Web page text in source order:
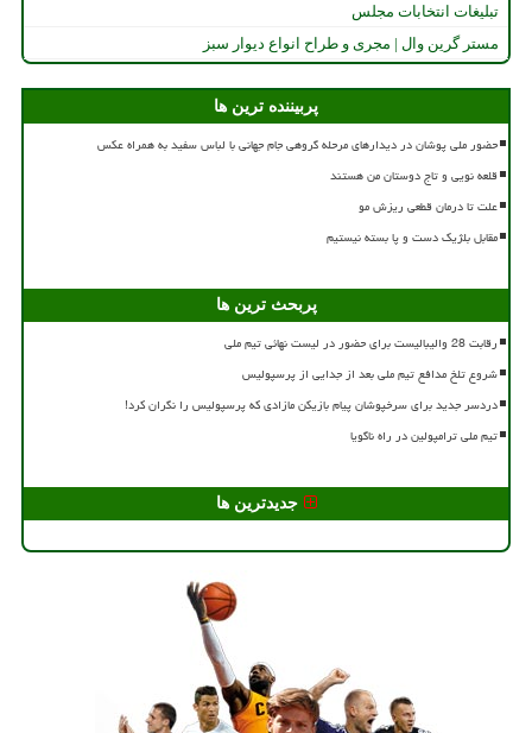
تبلیغات انتخابات مجلس
مستر گرین وال | مجری و طراح انواع دیوار سبز
پربیننده ترین ها
حضور ملی پوشان در دیدارهای مرحله گروهی جام جهانی با لباس سفید به همراه عکس
قلعه نویی و تاج دوستان من هستند
علت تا درمان قطعی ریزش مو
مقابل بلژیک دست و پا بسته نیستیم
پربحث ترین ها
رقابت 28 والیبالیست برای حضور در لیست نهائی تیم ملی
شروع تلخ مدافع تیم ملی بعد از جدایی از پرسپولیس
دردسر جدید برای سرخپوشان پیام بازیکن مازادی که پرسپولیس را نگران کرد!
تیم ملی ترامپولین در راه ناگویا
جدیدترین ها